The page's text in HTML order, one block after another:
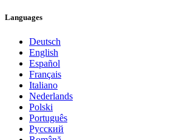
Languages
Deutsch
English
Español
Français
Italiano
Nederlands
Polski
Português
Pусский